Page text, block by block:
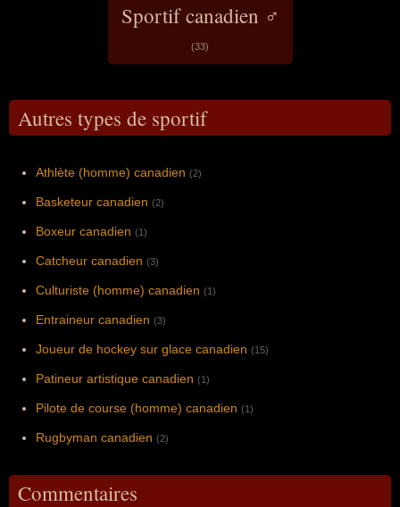
Sportif canadien ♂
(33)
Autres types de sportif
Athlète (homme) canadien (2)
Basketeur canadien (2)
Boxeur canadien (1)
Catcheur canadien (3)
Culturiste (homme) canadien (1)
Entraineur canadien (3)
Joueur de hockey sur glace canadien (15)
Patineur artistique canadien (1)
Pilote de course (homme) canadien (1)
Rugbyman canadien (2)
Commentaires